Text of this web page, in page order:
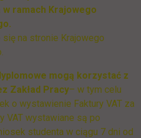
ramach Krajowego
na stronie Krajowego
mogą korzystać z
Zakład Pracy– w tym celu
o wystawienie Faktury VAT za
VAT wystawiane są po
studenta w ciągu 7 dni od